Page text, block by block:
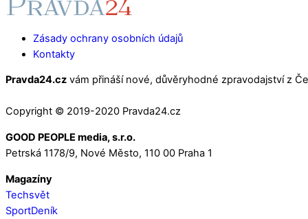
Zásady ochrany osobních údajů
Kontakty
Pravda24.cz vám přináší nové, důvěryhodné zpravodajství z
Copyright © 2019-2020 Pravda24.cz
GOOD PEOPLE media, s.r.o.
Petrská 1178/9, Nové Město, 110 00 Praha 1
Magazíny
Techsvět
SportDeník